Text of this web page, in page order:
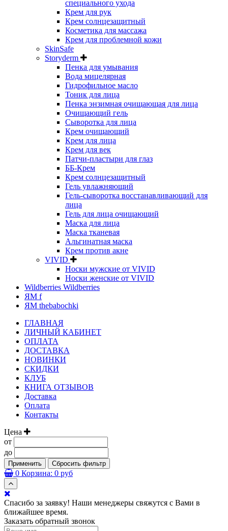
специального ухода
Крем для рук
Крем солнцезащитный
Косметика для массажа
Крем для проблемной кожи
SkinSafe
Storyderm
Пенка для умывания
Вода мицелярная
Гидрофильное масло
Тоник для лица
Пенка энзимная очищающая для лица
Очищающий гель
Сыворотка для лица
Крем очищающий
Крем для лица
Крем для век
Патчи-пластыри для глаз
ББ-Крем
Крем солнцезащитный
Гель увлажняющий
Гель-сыворотка восстанавливающий для
лица
Гель для лица очищающий
Маска для лица
Маска тканевая
Альгинатная маска
Крем против акне
VIVID
Носки мужские от VIVID
Носки женские от VIVID
Wildberries Wildberries
ЯМ f
ЯМ thebabochki
ГЛАВНАЯ
ЛИЧНЫЙ КАБИНЕТ
ОПЛАТА
ДОСТАВКА
НОВИНКИ
СКИДКИ
КЛУБ
КНИГА ОТЗЫВОВ
Доставка
Оплата
Контакты
Цена
от
до
Применить Сбросить фильтр
0 Корзина: 0 руб
Спасибо за заявку! Наши менеджеры свяжутся с Вами в
ближайшее время.
Заказать обратный звонок